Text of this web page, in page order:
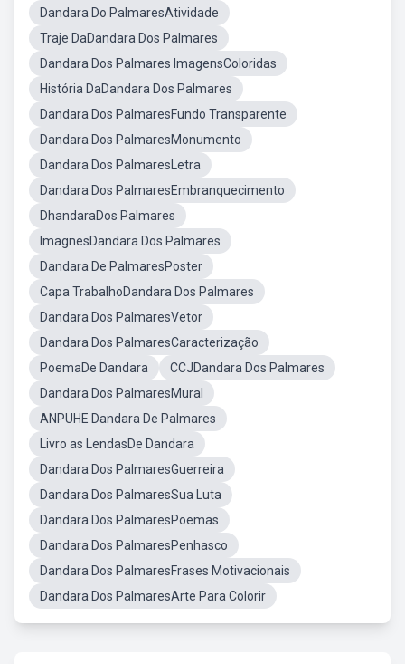
Dandara Do PalmaresAtividade
Traje DaDandara Dos Palmares
Dandara Dos Palmares ImagensColoridas
História DaDandara Dos Palmares
Dandara Dos PalmaresFundo Transparente
Dandara Dos PalmaresMonumento
Dandara Dos PalmaresLetra
Dandara Dos PalmaresEmbranquecimento
DhandaraDos Palmares
ImagnesDandara Dos Palmares
Dandara De PalmaresPoster
Capa TrabalhoDandara Dos Palmares
Dandara Dos PalmaresVetor
Dandara Dos PalmaresCaracterização
PoemaDe Dandara
CCJDandara Dos Palmares
Dandara Dos PalmaresMural
ANPUHE Dandara De Palmares
Livro as LendasDe Dandara
Dandara Dos PalmaresGuerreira
Dandara Dos PalmaresSua Luta
Dandara Dos PalmaresPoemas
Dandara Dos PalmaresPenhasco
Dandara Dos PalmaresFrases Motivacionais
Dandara Dos PalmaresArte Para Colorir